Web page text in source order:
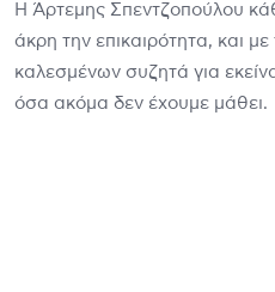
Η Άρτεμης Σπεντζοπούλου
άκρη την επικαιρότητα, και
καλεσμένων συζητά για
όσα ακόμα δεν έχουμε μάθει.